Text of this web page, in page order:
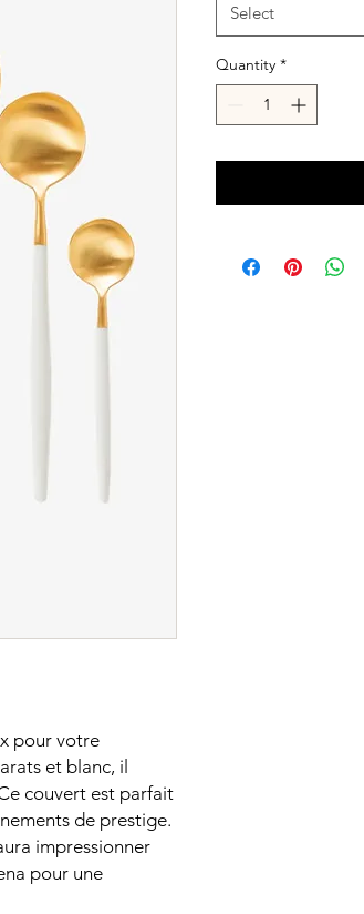
pour votre
et blanc, il
couvert est parfait
de prestige.
impressionner
pour une
Select
Quantity *